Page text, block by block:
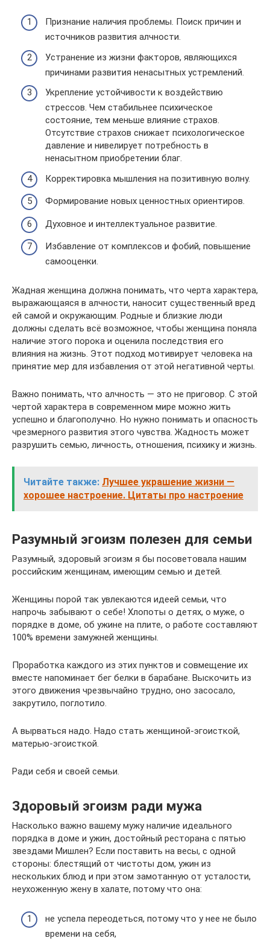
Признание наличия проблемы. Поиск причин и
источников развития алчности.
Устранение из жизни факторов, являющихся
причинами развития ненасытных устремлений.
Укрепление устойчивости к воздействию
стрессов. Чем стабильнее психическое
состояние, тем меньше влияние страхов.
Отсутствие страхов снижает психологическое
давление и нивелирует потребность в
ненасытном приобретении благ.
Корректировка мышления на позитивную волну.
Формирование новых ценностных ориентиров.
Духовное и интеллектуальное развитие.
Избавление от комплексов и фобий, повышение
самооценки.
Жадная женщина должна понимать, что черта характера,
выражающаяся в алчности, наносит существенный вред
ей самой и окружающим. Родные и близкие люди
должны сделать всё возможное, чтобы женщина поняла
наличие этого порока и оценила последствия его
влияния на жизнь. Этот подход мотивирует человека на
принятие мер для избавления от этой негативной черты.
Важно понимать, что алчность — это не приговор. С этой
чертой характера в современном мире можно жить
успешно и благополучно. Но нужно понимать и опасность
чрезмерного развития этого чувства. Жадность может
разрушить семью, личность, отношения, психику и жизнь.
Читайте также: Лучшее украшение жизни —
хорошее настроение. Цитаты про настроение
Разумный эгоизм полезен для семьи
Разумный, здоровый эгоизм я бы посоветовала нашим
российским женщинам, имеющим семью и детей.
Женщины порой так увлекаются идеей семьи, что
напрочь забывают о себе! Хлопоты о детях, о муже, о
порядке в доме, об ужине на плите, о работе составляют
100% времени замужней женщины.
Проработка каждого из этих пунктов и совмещение их
вместе напоминает бег белки в барабане. Выскочить из
этого движения чрезвычайно трудно, оно засосало,
закрутило, поглотило.
А вырваться надо. Надо стать женщиной-эгоисткой,
матерью-эгоисткой.
Ради себя и своей семьи.
Здоровый эгоизм ради мужа
Насколько важно вашему мужу наличие идеального
порядка в доме и ужин, достойный ресторана с пятью
звездами Мишлен? Если поставить на весы, с одной
стороны: блестящий от чистоты дом, ужин из
нескольких блюд и при этом замотанную от усталости,
неухоженную жену в халате, потому что она:
не успела переодеться, потому что у нее не было
времени на себя,